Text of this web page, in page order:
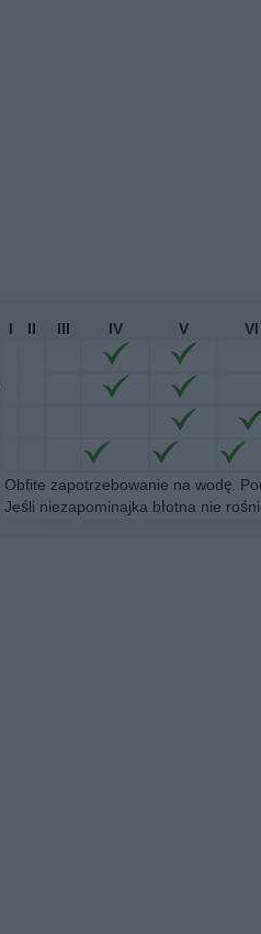
I II III IV V
VI
Obfite zapotrzebowanie na wodę.
Jeśli niezapominajka błotna nie